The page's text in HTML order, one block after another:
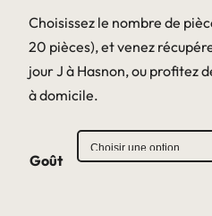
Choisissez le nombre de
20 pièces), et venez
jour J à Hasnon, ou profitez
à domicile.
Goût